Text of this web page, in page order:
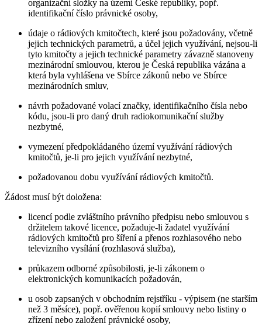
organizační složky na území České republiky, popř.
identifikační číslo právnické osoby,
údaje o rádiových kmitočtech, které jsou požadovány, včetně
jejich technických parametrů, a účel jejich využívání, nejsou-li
tyto kmitočty a jejich technické parametry závazně stanoveny
mezinárodní smlouvou, kterou je Česká republika vázána a
která byla vyhlášena ve Sbírce zákonů nebo ve Sbírce
mezinárodních smluv,
návrh požadované volací značky, identifikačního čísla nebo
kódu, jsou-li pro daný druh radiokomunikační služby
nezbytné,
vymezení předpokládaného území využívání rádiových
kmitočtů, je-li pro jejich využívání nezbytné,
požadovanou dobu využívání rádiových kmitočtů.
Žádost musí být doložena:
licencí podle zvláštního právního předpisu nebo smlouvou s
držitelem takové licence, požaduje-li žadatel využívání
rádiových kmitočtů pro šíření a přenos rozhlasového nebo
televizního vysílání (rozhlasová služba),
průkazem odborné způsobilosti, je-li zákonem o
elektronických komunikacích požadován,
u osob zapsaných v obchodním rejstříku - výpisem (ne starším
než 3 měsíce), popř. ověřenou kopií smlouvy nebo listiny o
zřízení nebo založení právnické osoby,